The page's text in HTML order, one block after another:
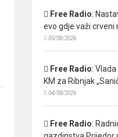
Free Radio:
evo gdje važi
05/08/2026
Free Radio: Vlada
KM za Ribnjak
04/08/2026
Free Radio: